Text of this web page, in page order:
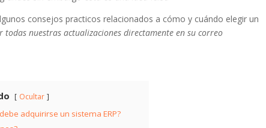
consejos practicos relacionados a cómo y cuándo elegir un
todas nuestras actualizaciones directamente en su correo
Ocultar
adquirirse un sistema ERP?